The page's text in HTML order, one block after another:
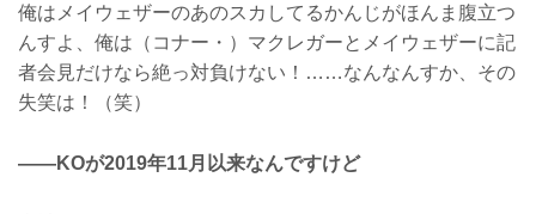
俺はメイウェザーのあのスカしてるかんじがほんま腹立つ
んすよ、俺は（コナー・）マクレガーとメイウェザーに記
者会見だけなら絶っ対負けない！……なんなんすか、その
失笑は！（笑）
——KOが2019年11月以来なんですけど